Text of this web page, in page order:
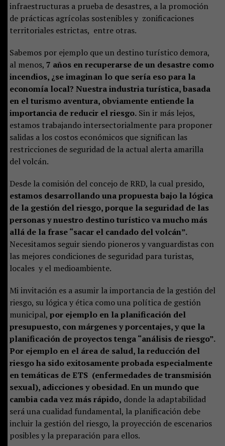
infraestructuras a prueba de desastres, a la promoción
de prácticas agrícolas sostenibles y zonificaciones
territoriales estrictas, entre otras.
Sabemos por ejemplo que un destino turístico demora,
al menos, 7 años en recuperarse de un desastre como
incendios, ¿se imaginan lo que sería eso para la
economía local? Nuestra industria turística, basada
en el turismo aventura, obviamente entiende la
importancia de reducir el riesgo.Sin ir más lejos,
estamos trabajando intersectorialmente para proponer
salidas a los costos económicos que significan las
restricciones de seguridad de la actual alerta amarilla
del volcán.
Desde la comisión del concejo de RRD, la cual presido,
estamos desarrollando una propuesta bajo la lógica
de la gestión del riesgo, porque la seguridad de las
personas y nuestro destino turístico va mucho más
allá de la frase “sacar el candado del volcán”.
Necesitamos seguir siendo pioneros y vanguardistas con
las mejores condiciones de seguridad para turistas,
locales y el medioambiente.
Mi invitación es a asumir la importancia de la gestión del
riesgo, su lógica y ética como una política de gestión
municipal, por ejemplo en la planificación del
presupuesto, con márgenes y porcentajes, y que la
planificación de proyectos tenga “análisis de riesgo”.
Por ejemplo en el área de salud, la reducción del
riesgo ha sido exitosamente probada especialmente
en temáticas de ETS (enfermedades de transmisión
sexual), adicciones y obesidad. En un mundo que
cambia cada vez más rápido, donde la adaptabilidad
será una cualidad fundamental, la planificación debe
incluir la gestión del riesgo, la proyección de escenarios
posibles y la preparación para ellos.